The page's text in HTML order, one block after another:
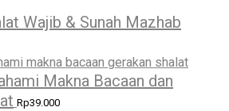
Wajib & Sunah Mazhab
Makna Bacaan dan
Rp39.000